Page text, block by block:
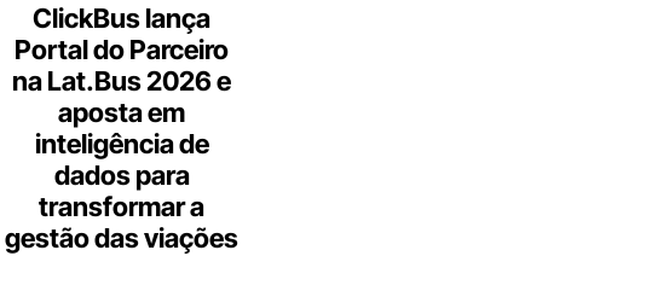
ClickBus lança
Portal do Parceiro
na Lat.Bus 2026 e
aposta em
inteligência de
dados para
transformar a
gestão das viações